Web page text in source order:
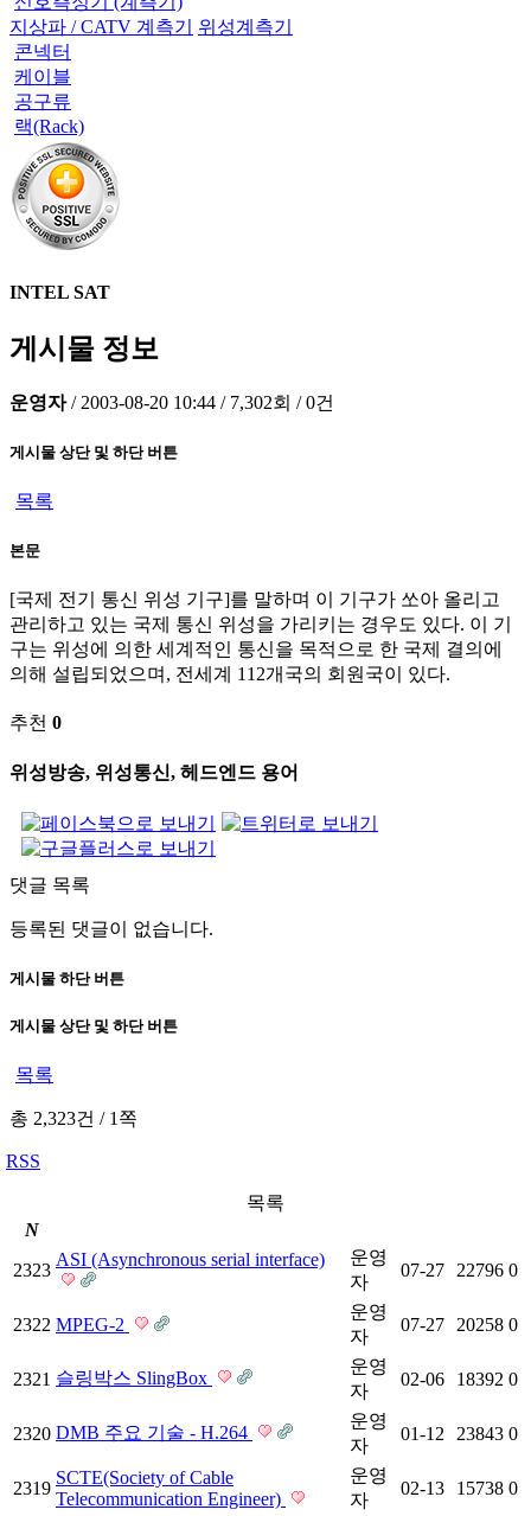
지상파 / CATV 계측기
위성계측기
콘넥터
케이블
공구류
랙(Rack)
INTEL SAT
게시물 정보
운영자 / 2003-08-20 10:44 / 7,302회 / 0건
게시물 상단 및 하단 버튼
목록
본문
[국제 전기 통신 위성 기구]를 말하며 이 기구가 쏘아 올리고
관리하고 있는 국제 통신 위성을 가리키는 경우도 있다. 이 기
구는 위성에 의한 세계적인 통신을 목적으로 한 국제 결의에
의해 설립되었으며, 전세계 112개국의 회원국이 있다.
추천 0
위성방송, 위성통신, 헤드엔드 용어
댓글 목록
등록된 댓글이 없습니다.
게시물 하단 버튼
게시물 상단 및 하단 버튼
목록
총 2,323건 /1쪽
RSS
목록
N
2323
ASI (Asynchronous serial interface)
운영
자
07-27 22796 0
2322 MPEG-2
운영
자
07-27 20258 0
2321 슬링박스 SlingBox
운영
자
02-06 18392 0
2320 DMB 주요 기술 - H.264
운영
자
01-12 23843 0
2319
SCTE(Society of Cable
Telecommunication Engineer)
운영
자
02-13 15738 0